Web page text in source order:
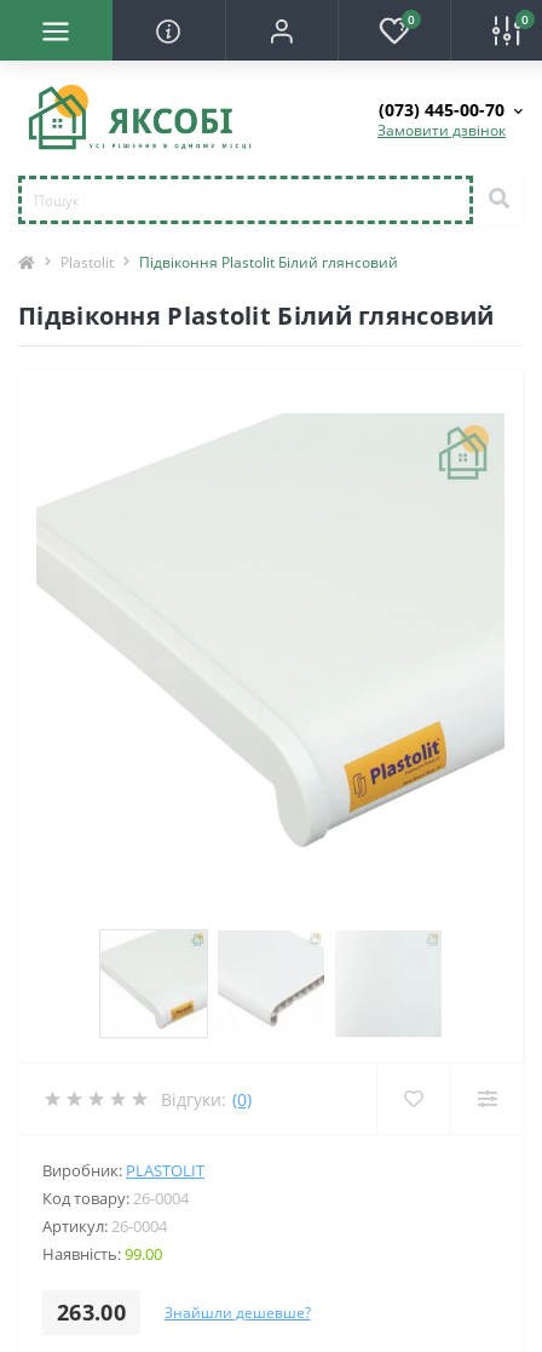
0 0
(073) 445-00-70
Замовити дзвінок
Plastolit Підвіконня Plastolit Білий глянсовий
Підвіконня Plastolit Білий глянсовий
Відгуки: (0)
Виробник: PLASTOLIT
Код товару:26-0004
Артикул:26-0004
Наявність:99.00
263.00 Знайшли дешевше?